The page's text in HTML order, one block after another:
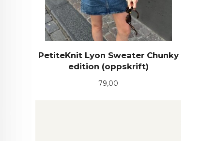
PetiteKnit Lyon Sweater Chunky
edition (oppskrift)
Pris
79,00